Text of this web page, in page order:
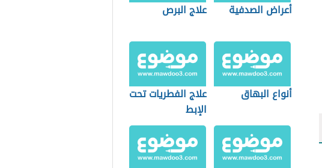
أعراض الصدفية علاج البرص
أنواع البهاق
علاج الفطريات تحت
الإبط